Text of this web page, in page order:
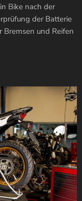
Bike nach der
der Batterie
Bremsen und Reifen